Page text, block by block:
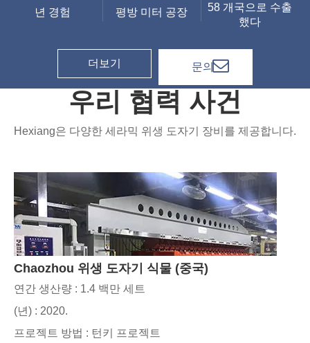
년 경험 평방 미터 공장
58 개국으로 수출
했다
더보기 문의
우리 협력 사건
Hexiang은 다양한 세라믹 위생 도자기 장비를 제공합니다.
Chaozhou 위생 도자기 식물 (중국)
연간 생산량 : 1.4 백만 세트
(년) : 2020.
프로젝트 방법 : 턴키 프로젝트